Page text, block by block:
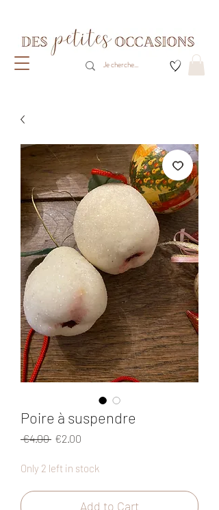
Poire à suspendre
€4.00 Regular
€2.00
Only 2 left in stock
Add to Cart